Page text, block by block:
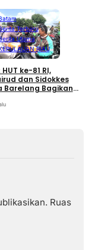
Terbaru
Utama
RIAU
ke-81 RI,
dan Sidokkes
Barelang Bagikan
Ruas